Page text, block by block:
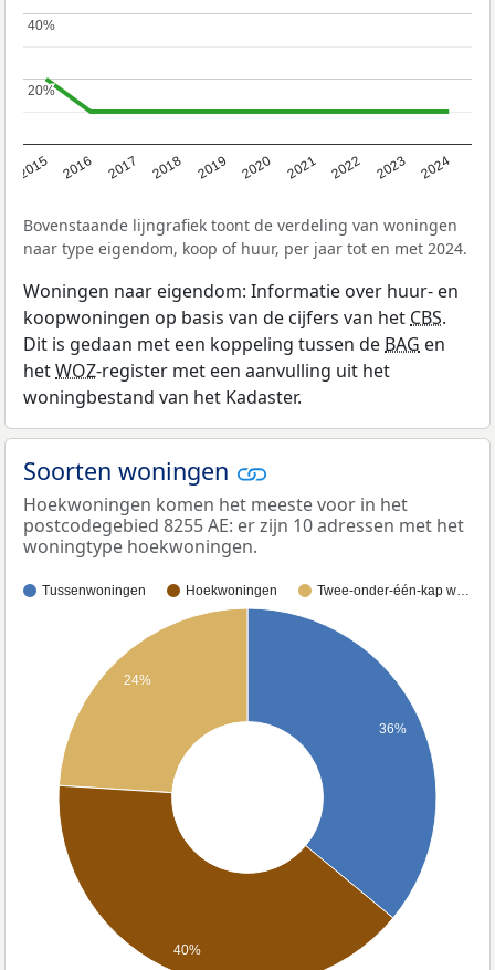
2015 2016 2017 2018 2019 2020 2021 2022 2023 2024
20%
20%
40%
40%
Bovenstaande lijngrafiek toont de verdeling van woningen
naar type eigendom, koop of huur, per jaar tot en met 2024.
Woningen naar eigendom: Informatie over huur- en
koopwoningen op basis van de cijfers van het CBS.
Dit is gedaan met een koppeling tussen de BAG en
hetWOZ-register met een aanvulling uit het
woningbestand van het Kadaster.
Soorten woningen
Hoekwoningen komen het meeste voor in het
postcodegebied 8255 AE: er zijn 10 adressen met het
woningtype hoekwoningen.
Tussenwoningen Hoekwoningen Twee-onder-één-kap w…
36%
24%
40%